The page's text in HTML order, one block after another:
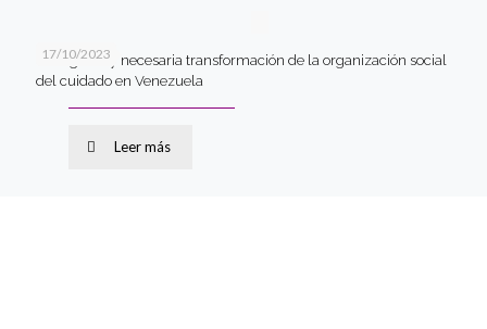
17/10/2023
La urgente y necesaria transformación de la organización social
del cuidado en Venezuela
Leer más